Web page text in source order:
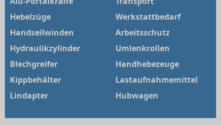
Hebelzüge
Handseilwinden
Hydraulikzylinder
Blechgreifer
Kippbehälter
Lindapter
Werkstattbedarf
Arbeitsschutz
Umlenkrollen
Handhebezeuge
Lastaufnahmemittel
Hubwagen